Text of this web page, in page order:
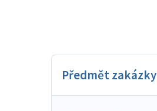
Předmět zakázky